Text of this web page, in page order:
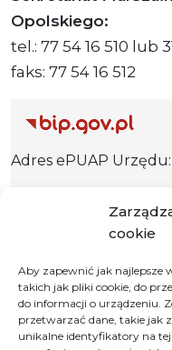
cookie
Aby zapewnić jak najlepsze
takich jak pliki cookie, do
do informacji o urządzeniu.
przetwarzać dane, takie jak
unikalne identyfikatory na
Opolskiego:
tel.: 77 54 16 510 lub
faks: 77 54 16 512
Adres ePUAP
Adres
Urzędu: AE:PL-
Polityka prywatności
Klauzula informacyjna
Deklaracja dostępności